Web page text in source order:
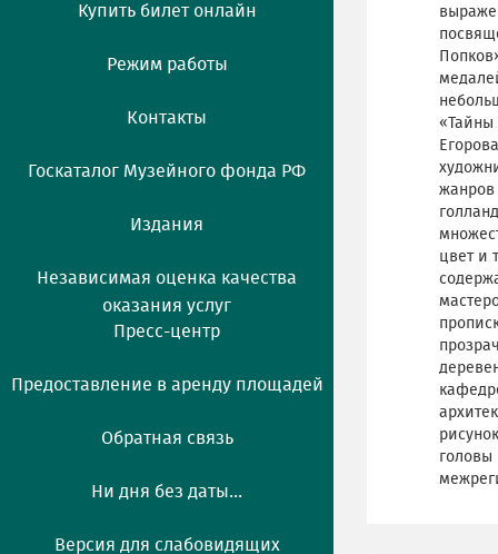
Купить билет онлайн
Режим работы
Контакты
Госкаталог Музейного фонда РФ
Издания
Независимая оценка качества
оказания услуг
Пресс-центр
Предоставление в аренду площадей
Обратная связь
Ни дня без даты...
Версия для слабовидящих
«Тайны
жанров
цвет и
головы